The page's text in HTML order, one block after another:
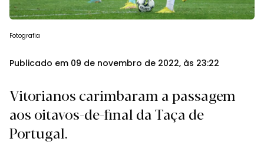
Fotografia
Publicado em 09 de novembro de 2022, às 23:22
Vitorianos carimbaram a passagem
aos oitavos-de-final da Taça de
Portugal.